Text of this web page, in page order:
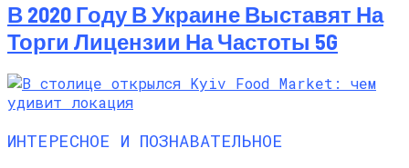
В 2020 Году В Украине Выставят На
Торги Лицензии На Частоты 5G
ИНТЕРЕСНОЕ И ПОЗНАВАТЕЛЬНОЕ